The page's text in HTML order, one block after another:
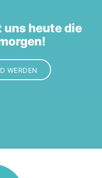
uns heute die
WERDEN